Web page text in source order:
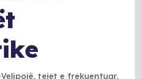
tejet e frekuentuar,